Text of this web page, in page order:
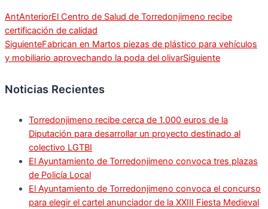
AntAnteriorEl Centro de Salud de Torredonjimeno recibe
certificación de calidad
SiguienteFabrican en Martos piezas de plástico para vehículos
y mobiliario aprovechando la poda del olivarSiguiente
Noticias Recientes
Torredonjimeno recibe cerca de 1.000 euros de la
Diputación para desarrollar un proyecto destinado al
colectivo LGTBI
El Ayuntamiento de Torredonjimeno convoca tres plazas
de Policía Local
El Ayuntamiento de Torredonjimeno convoca el concurso
para elegir el cartel anunciador de la XXIII Fiesta Medieval